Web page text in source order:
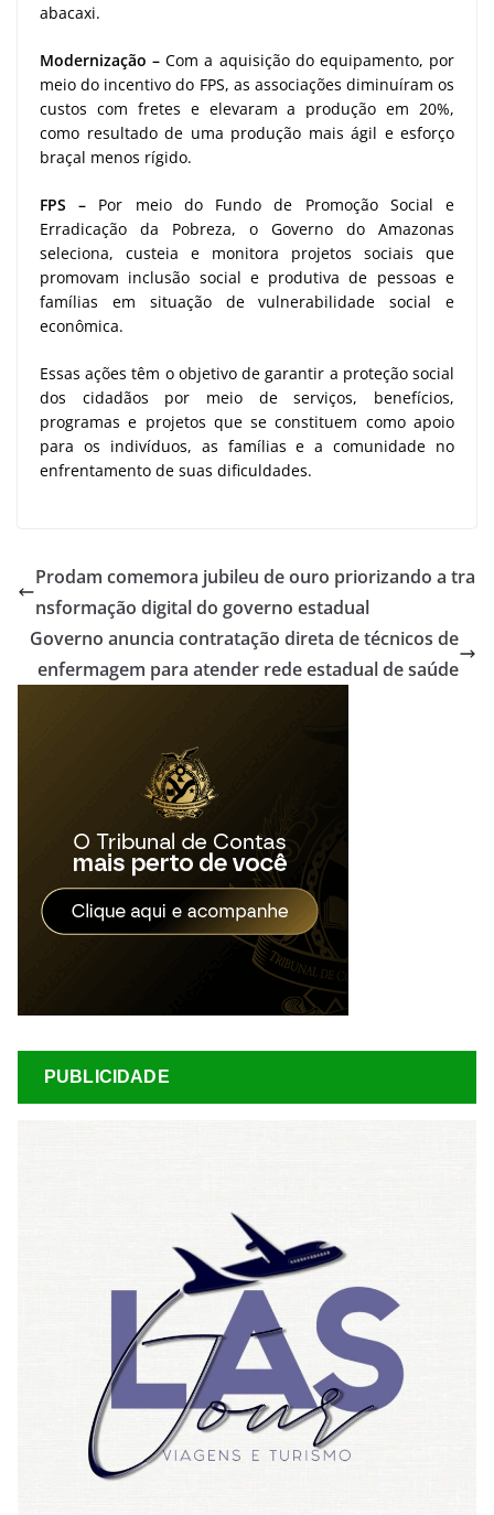
abacaxi.
Modernização – Com a aquisição do equipamento, por
meio do incentivo do FPS, as associações diminuíram os
custos com fretes e elevaram a produção em 20%,
como resultado de uma produção mais ágil e esforço
braçal menos rígido.
FPS – Por meio do Fundo de Promoção Social e
Erradicação da Pobreza, o Governo do Amazonas
seleciona, custeia e monitora projetos sociais que
promovam inclusão social e produtiva de pessoas e
famílias em situação de vulnerabilidade social e
econômica.
Essas ações têm o objetivo de garantir a proteção social
dos cidadãos por meio de serviços, benefícios,
programas e projetos que se constituem como apoio
para os indivíduos, as famílias e a comunidade no
enfrentamento de suas dificuldades.
Prodam comemora jubileu de ouro priorizando a tra
nsformação digital do governo estadual
Governo anuncia contratação direta de técnicos de
enfermagem para atender rede estadual de saúde
PUBLICIDADE